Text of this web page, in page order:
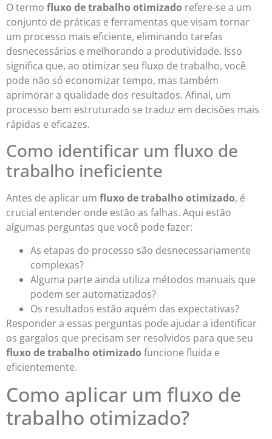
O termo fluxo de trabalho otimizado refere-se a um
conjunto de práticas e ferramentas que visam tornar
um processo mais eficiente, eliminando tarefas
desnecessárias e melhorando a produtividade. Isso
significa que, ao otimizar seu fluxo de trabalho, você
pode não só economizar tempo, mas também
aprimorar a qualidade dos resultados. Afinal, um
processo bem estruturado se traduz em decisões mais
rápidas e eficazes.
Como identificar um fluxo de
trabalho ineficiente
Antes de aplicar um fluxo de trabalho otimizado, é
crucial entender onde estão as falhas. Aqui estão
algumas perguntas que você pode fazer:
As etapas do processo são desnecessariamente
complexas?
Alguma parte ainda utiliza métodos manuais que
podem ser automatizados?
Os resultados estão aquém das expectativas?
Responder a essas perguntas pode ajudar a identificar
os gargalos que precisam ser resolvidos para que seu
fluxo de trabalho otimizado funcione fluida e
eficientemente.
Como aplicar um fluxo de
trabalho otimizado?